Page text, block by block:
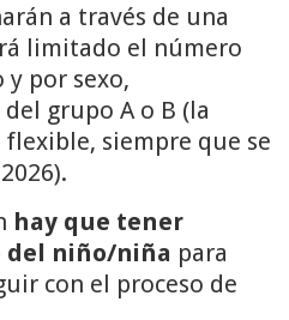
a través de una
limitado el número
y por sexo,
grupo A o B (la
siempre que se
hay que tener
del niño/niña para
con el proceso de